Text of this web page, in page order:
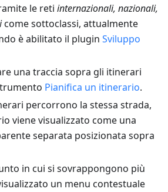
le reti internazionali, nazionali,
come sottoclassi, attualmente
è abilitato il plugin Sviluppo
una traccia sopra gli itinerari
Pianifica un itinerario.
percorrono la stessa strada,
viene visualizzato come una
separata posizionata sopra
in cui si sovrappongono più
un menu contestuale